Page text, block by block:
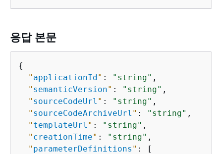
응답 본문
{
" applicationId" : "string" ,
" semanticVersion" : "string" ,
" sourceCodeUrl " : "string" ,
" sourceCodeArchiveUrl " : "string" ,
" templateUrl " : "string" ,
" creationTime" : "string" ,
" parameterDefinitions " : [